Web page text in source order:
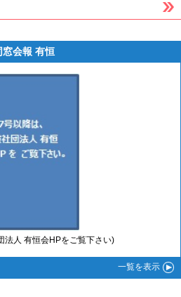
窓会報 有恒
法人 有恒会HPをご覧下さい)
一覧を表示